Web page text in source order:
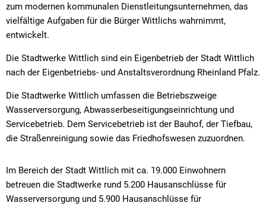
zum modernen kommunalen Dienstleitungsunternehmen, das
vielfältige Aufgaben für die Bürger Wittlichs wahrnimmt,
entwickelt.
Die Stadtwerke Wittlich sind ein Eigenbetrieb der Stadt Wittlich
nach der Eigenbetriebs- und Anstaltsverordnung Rheinland Pfalz.
Die Stadtwerke Wittlich umfassen die Betriebszweige
Wasserversorgung, Abwasserbeseitigungseinrichtung und
Servicebetrieb. Dem Servicebetrieb ist der Bauhof, der Tiefbau,
die Straßenreinigung sowie das Friedhofswesen zuzuordnen.
Im Bereich der Stadt Wittlich mit ca. 19.000 Einwohnern
betreuen die Stadtwerke rund 5.200 Hausanschlüsse für
Wasserversorgung und 5.900 Hausanschlüsse für